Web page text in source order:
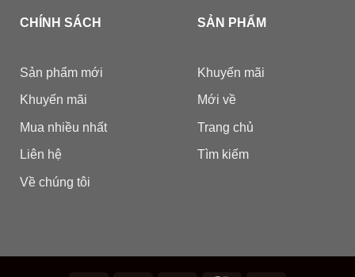
CHÍNH SÁCH
Sản phẩm mới
Khuyến mãi
Mua nhiều nhất
Liên hệ
Về chúng tôi
SẢN PHẨM
Khuyến mãi
Mới về
Trang chủ
Tìm kiếm